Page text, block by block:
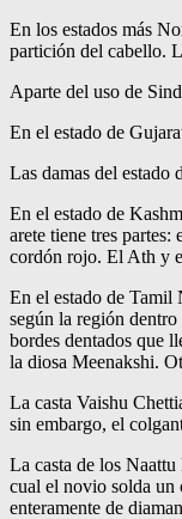
En los estados más
partición del cabello.
Aparte del uso de
En el estado de
Las damas del estado
En el estado de
arete tiene tres
cordón rojo. El Ath y
En el estado de Tamil
según la región
bordes dentados que
la diosa Meenakshi.
La casta Vaishu
sin embargo, el
La casta de los
cual el novio solda un
enteramente de